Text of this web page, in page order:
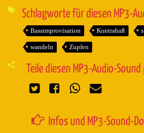
Schlagworte für diesen MP3-
Bassimprovisation Kontrabaß
wandeln Zupfen
Teile diesen MP3-Audio-
Infos und MP3-Sound-